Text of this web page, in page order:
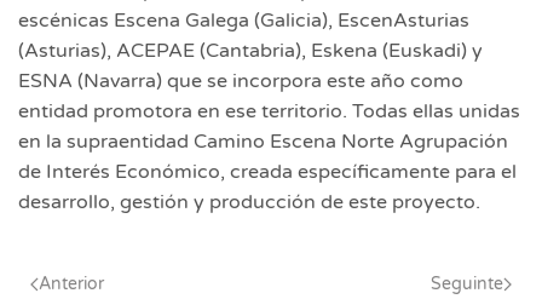
escénicas Escena Galega (Galicia), EscenAsturias
(Asturias), ACEPAE (Cantabria), Eskena (Euskadi) y
ESNA (Navarra) que se incorpora este año como
entidad promotora en ese territorio. Todas ellas unidas
en la supraentidad Camino Escena Norte Agrupación
de Interés Económico, creada específicamente para el
desarrollo, gestión y producción de este proyecto.
Anterior Seguinte